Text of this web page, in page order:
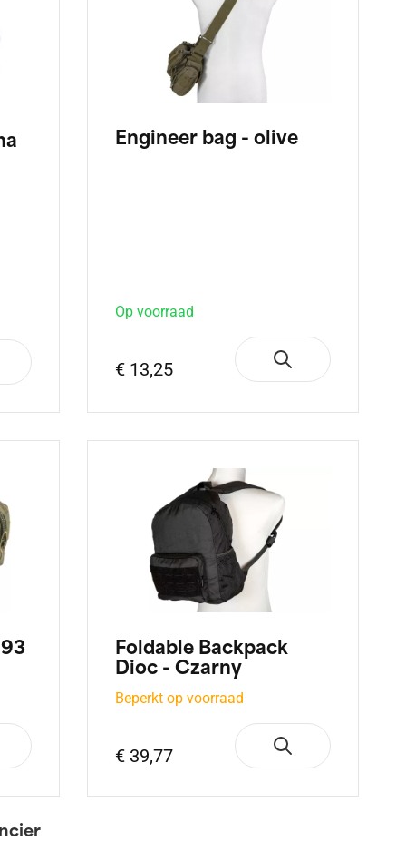
Engineer bag - olive
Op voorraad
€ 13,25
Foldable Backpack
Dioc - Czarny
Beperkt op voorraad
€ 39,77